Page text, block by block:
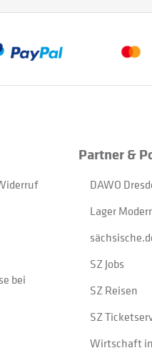
bei
Partner &
DAWO
Lager
SZ Jobs
SZ Reisen
SZ
Wirtschaft